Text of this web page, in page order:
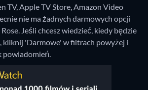
TV, Apple TV Store, Amazon Video
nie ma żadnych darmowych opcji
Jeśli chcesz wiedzieć, kiedy będzie
kliknij 'Darmowe' w filtrach powyżej i
powiadomień.